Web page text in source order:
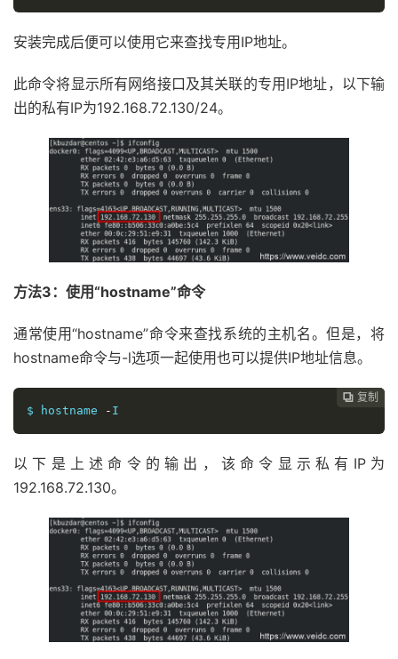
安装完成后便可以使用它来查找专用IP地址。
此命令将显示所有网络接口及其关联的专用IP地址，以下输
出的私有IP为192.168.72.130/24。
方法3：使用“hostname”命令
通常使用“hostname”命令来查找系统的主机名。但是，将
hostname命令与-l选项一起使用也可以提供IP地址信息。
 复制
 复制
 复制
 复制
 复制
$ hostname
- I
以下是上述命令的输出，该命令显示私有IP为
192.168.72.130。